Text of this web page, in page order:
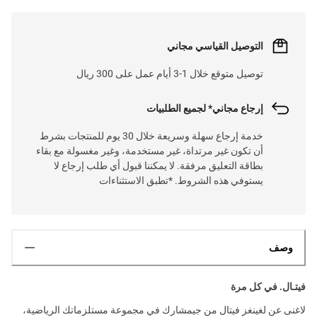
التوصيل القياسي مجاني
توصيل متوقع خلال 1-3 أيام عمل على 300 ريال
إرجاع مجاني* لجميع الطلبيات
خدمة إرجاع سهلة وسريعة خلال 30 يوم للمنتجات بشرط
أن تكون غير مرتداة، غير مستخدمة، وغير مغسولة مع بقاء
بطاقة التعليق مرفقة. لا يمكننا قبول أي طلب إرجاع لا
يستوفي هذه الشروط. *تطبق الاستثناءات
وصف
فيتـال. في كل مرة
لاغنى عن لغينغز فيتال من جيمشارك في مجموعة مستلزماتك الرياضية،